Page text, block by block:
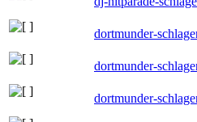
dortmunder-
dortmunder-
dortmunder-